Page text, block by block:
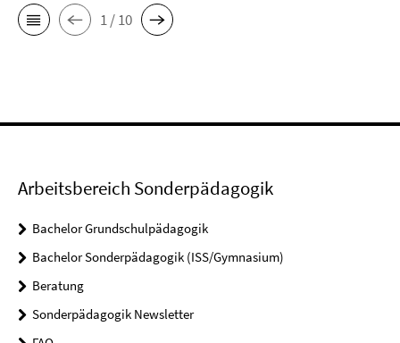
1 / 10
Arbeitsbereich Sonderpädagogik
Bachelor Grundschulpädagogik
Bachelor Sonderpädagogik (ISS/Gymnasium)
Beratung
Sonderpädagogik Newsletter